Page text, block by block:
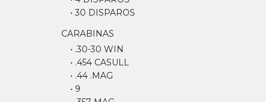
• 30 DISPAROS
CARABINAS
• .30-30 WIN
• .454 CASULL
• .44 .MAG
• 9